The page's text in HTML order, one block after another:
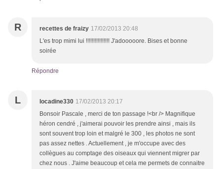
R recettes de fraizy 17/02/2013 20:48
L'es trop mimi lui !!!!!!!!!!!!!!!! J'adooooore. Bises et bonne
soirée
Répondre
L locadine330 17/02/2013 20:17
Bonsoir Pascale , merci de ton passage !<br /> Magnifique
héron cendré , j'aimerai pouvoir les prendre ainsi , mais ils
sont souvent trop loin et malgré le 300 , les photos ne sont
pas assez nettes . Actuellement , je m'occupe avec des
collègues au comptage des oiseaux qui viennent migrer par
chez nous . J'aime beaucoup et cela me permets de connaitre